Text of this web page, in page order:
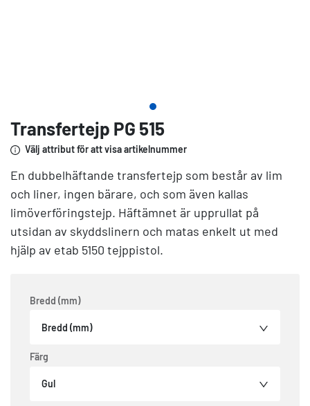
Transfertejp PG 515
Välj attribut för att visa artikelnummer
En dubbelhäftande transfertejp som består av lim
och liner, ingen bärare, och som även kallas
limöverföringstejp. Häftämnet är upprullat på
utsidan av skyddslinern och matas enkelt ut med
hjälp av etab 5150 tejppistol.
Bredd (mm)
Bredd (mm)
Färg
Gul